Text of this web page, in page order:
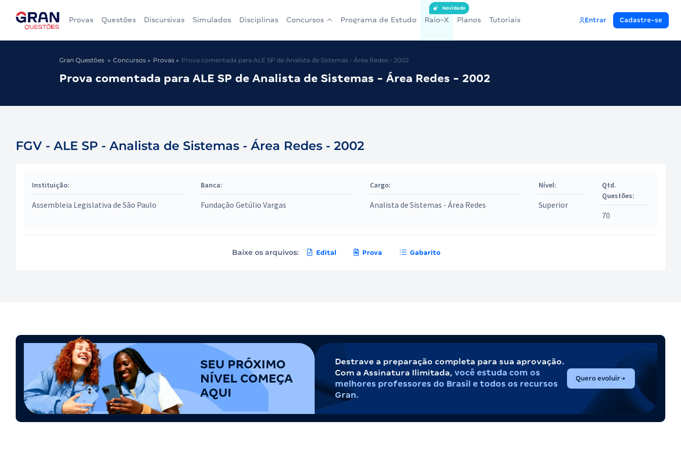
Provas Questões Discursivas Simulados Disciplinas Concursos Programa de Estudo Raio-X
Novidade
Planos Tutoriais Entrar Cadastre-se
Gran Questões Concursos Provas Prova comentada para ALE SP de Analista de Sistemas - Área Redes - 2002
Prova comentada para ALE SP de Analista de Sistemas - Área Redes - 2002
FGV - ALE SP - Analista de Sistemas - Área Redes - 2002
Instituição:
Assembleia Legislativa de São Paulo
Banca:
Fundação Getúlio Vargas
Cargo:
Analista de Sistemas - Área Redes
Nível:
Superior
Qtd.
Questões:
70
Baixe os arquivos: Edital Prova Gabarito
SEU PRÓXIMO
NÍVEL COMEÇA
AQUI
Destrave a preparação completa para sua aprovação.
Com a Assinatura Ilimitada, você estuda com os
melhores professores do Brasil e todos os recursos
Gran.
Quero evoluir(abre em nova aba)